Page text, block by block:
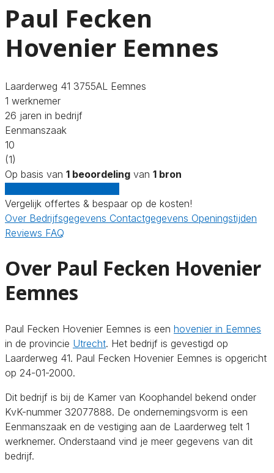
Paul Fecken
Hovenier Eemnes
Laarderweg 41 3755AL Eemnes
1 werknemer
26 jaren in bedrijf
Eenmanszaak
10
(1)
Op basis van 1 beoordeling van 1 bron
Vergelijk offertes & bespaar op de kosten!
Over Bedrijfsgegevens Contactgegevens Openingstijden
Reviews FAQ
Over Paul Fecken Hovenier
Eemnes
Paul Fecken Hovenier Eemnes is een hovenier in Eemnes
in de provincie Utrecht. Het bedrijf is gevestigd op
Laarderweg 41. Paul Fecken Hovenier Eemnes is opgericht
op 24-01-2000.
Dit bedrijf is bij de Kamer van Koophandel bekend onder
KvK-nummer 32077888. De ondernemingsvorm is een
Eenmanszaak en de vestiging aan de Laarderweg telt 1
werknemer. Onderstaand vind je meer gegevens van dit
bedrijf.